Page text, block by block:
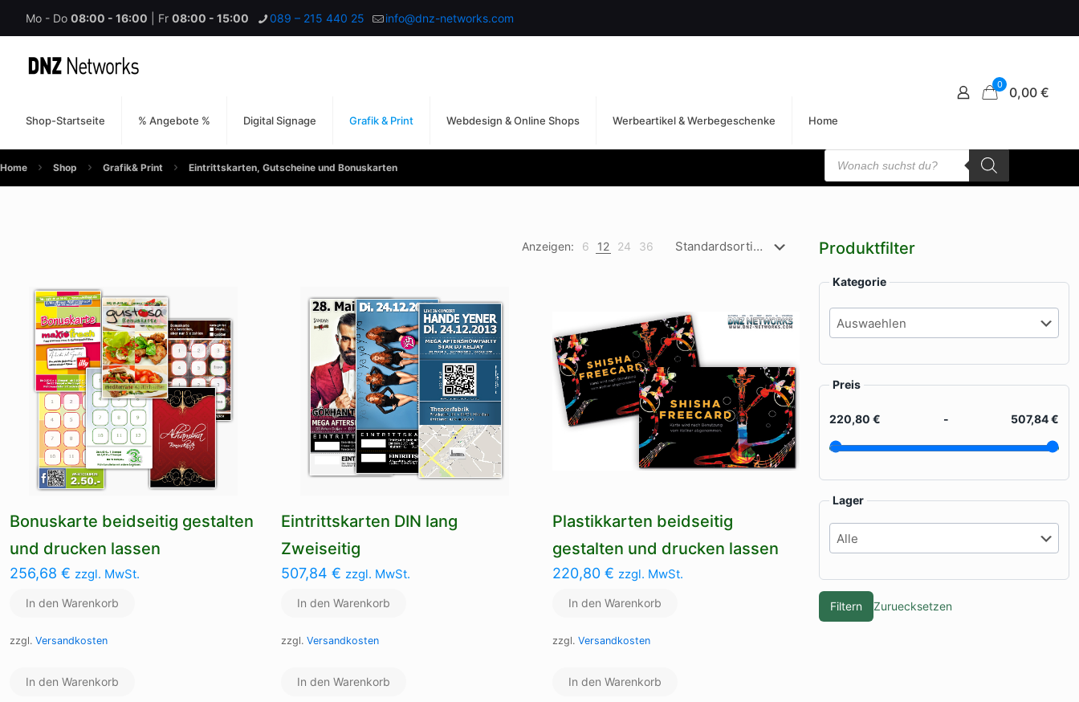
Mo - Do 08:00 - 16:00 | Fr 08:00 - 15:00 089 – 215 440 25 info@dnz-networks.com
Shop-Startseite % Angebote % Digital Signage Grafik & Print Webdesign & Online Shops Werbeartikel & Werbegeschenke Home
0 0,00 €
Home Shop Grafik& Print Eintrittskarten, Gutscheine und Bonuskarten
Products
search
Anzeigen: 6 12 24 36
Bonuskarte beidseitig gestalten
und drucken lassen
256,68 € zzgl. MwSt.
In den Warenkorb
zzgl. Versandkosten
In den Warenkorb
Eintrittskarten DIN lang
Zweiseitig
507,84 € zzgl. MwSt.
In den Warenkorb
zzgl. Versandkosten
In den Warenkorb
Plastikkarten beidseitig
gestalten und drucken lassen
220,80 € zzgl. MwSt.
In den Warenkorb
zzgl. Versandkosten
In den Warenkorb
Produktfilter
Kategorie
Preis
220,80 € - 507,84 €
Lager
Filtern Zuruecksetzen